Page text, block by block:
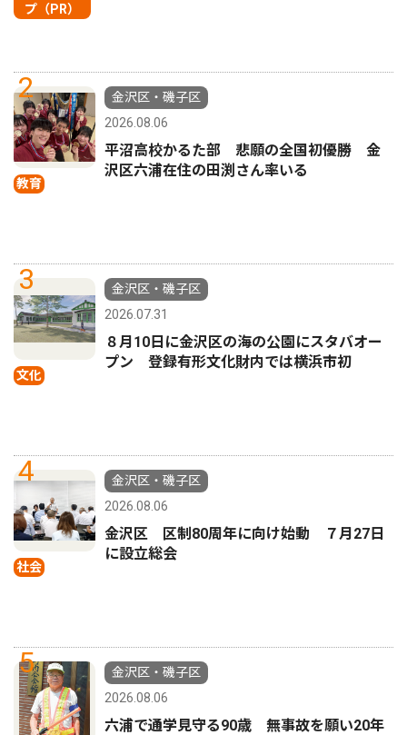
プ（PR）
2
教育
金沢区・磯子区
2026.08.06
平沼高校かるた部 悲願の全国初優勝 金
沢区六浦在住の田渕さん率いる
3
文化
金沢区・磯子区
2026.07.31
８月10日に金沢区の海の公園にスタバオー
プン 登録有形文化財内では横浜市初
4
社会
金沢区・磯子区
2026.08.06
金沢区 区制80周年に向け始動 ７月27日
に設立総会
5
金沢区・磯子区
2026.08.06
六浦で通学見守る90歳 無事故を願い20年